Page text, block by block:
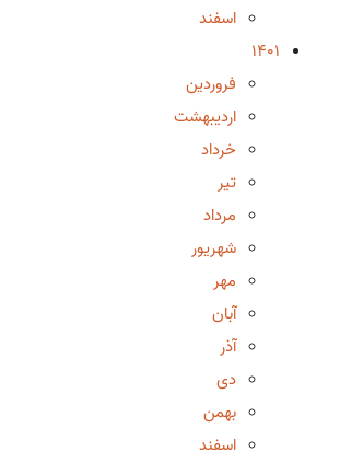
اسفند
1401
فروردین
اردیبهشت
خرداد
تیر
مرداد
شهریور
مهر
آبان
آذر
دی
بهمن
اسفند